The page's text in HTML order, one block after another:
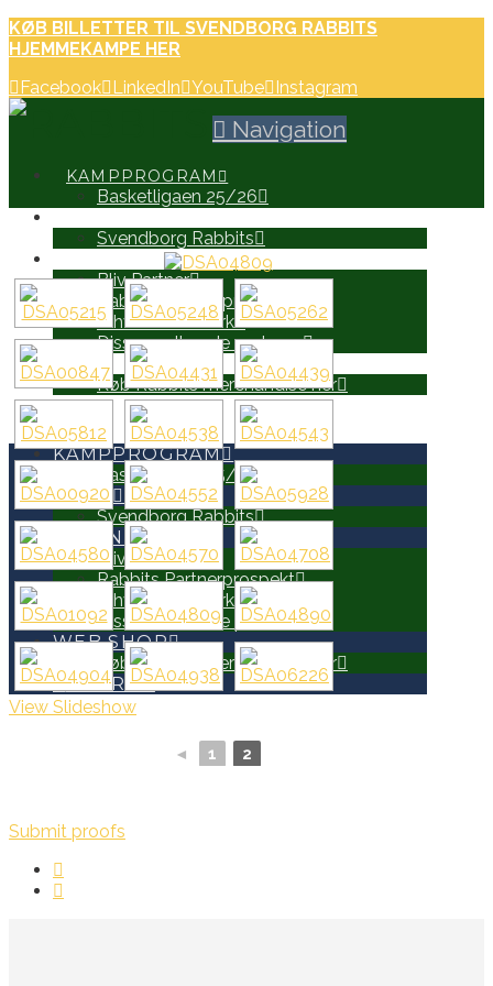
KØB BILLETTER TIL SVENDBORG RABBITS
HJEMMEKAMPE HER
Facebook LinkedIn YouTube Instagram
Navigation
KAMPPROGRAM
Basketligaen 25/26
Svendborg Rabbits
PARTNERE
Bliv Partner
Rabbits Partnerprospekt
Erhvervsnetværk
Disse er allerede partnere
WEB SHOP
Køb Rabbits merchandise her
SEARCH
KAMPPROGRAM
Basketligaen 25/26
HOLD
Svendborg Rabbits
PARTNERE
Bliv Partner
Rabbits Partnerprospekt
Erhvervsnetværk
Disse er allerede partnere
WEB SHOP
Køb Rabbits merchandise her
SEARCH
View Slideshow
◄ 1 2
Submit proofs